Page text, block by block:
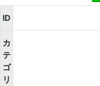
ID
カ
テ
ゴ
リ